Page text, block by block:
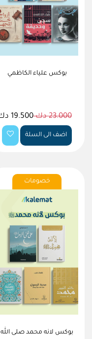
بوكس علياء الكاظمي
23.000 دك 19.500 دك
اضف الى السلة
خصومات
بوكس لانه محمد صلى الله